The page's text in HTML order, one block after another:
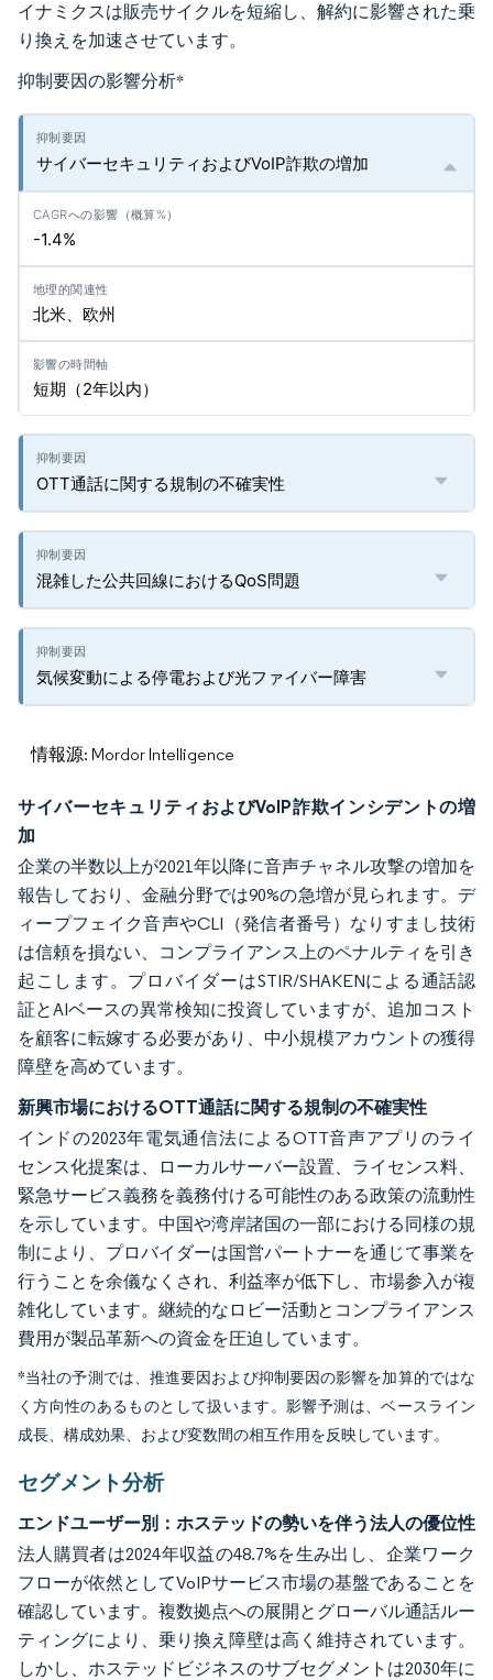
イナミクスは販売サイクルを短縮し、解約に影響された乗
り換えを加速させています。
抑制要因の影響分析*
サイバーセキュリティおよびVoIP詐欺の増加
-1.4%
北米、欧州
短期（2年以内）
OTT通話に関する規制の不確実性
混雑した公共回線におけるQoS問題
気候変動による停電および光ファイバー障害
情報源: Mordor Intelligence
サイバーセキュリティおよびVoIP詐欺インシデントの増
加
企業の半数以上が2021年以降に音声チャネル攻撃の増加を
報告しており、金融分野では90%の急増が見られます。デ
ィープフェイク音声やCLI（発信者番号）なりすまし技術
は信頼を損ない、コンプライアンス上のペナルティを引き
起こします。プロバイダーはSTIR/SHAKENによる通話認
証とAIベースの異常検知に投資していますが、追加コスト
を顧客に転嫁する必要があり、中小規模アカウントの獲得
障壁を高めています。
新興市場におけるOTT通話に関する規制の不確実性
インドの2023年電気通信法によるOTT音声アプリのライ
センス化提案は、ローカルサーバー設置、ライセンス料、
緊急サービス義務を義務付ける可能性のある政策の流動性
を示しています。中国や湾岸諸国の一部における同様の規
制により、プロバイダーは国営パートナーを通じて事業を
行うことを余儀なくされ、利益率が低下し、市場参入が複
雑化しています。継続的なロビー活動とコンプライアンス
費用が製品革新への資金を圧迫しています。
*当社の予測では、推進要因および抑制要因の影響を加算的ではな
く方向性のあるものとして扱います。影響予測は、ベースライン
成長、構成効果、および変数間の相互作用を反映しています。
セグメント分析
エンドユーザー別：ホステッドの勢いを伴う法人の優位性
法人購買者は2024年収益の48.7%を生み出し、企業ワーク
フローが依然としてVoIPサービス市場の基盤であることを
確認しています。複数拠点への展開とグローバル通話ルー
ティングにより、乗り換え障壁は高く維持されています。
しかし、ホステッドビジネスのサブセグメントは2030年に